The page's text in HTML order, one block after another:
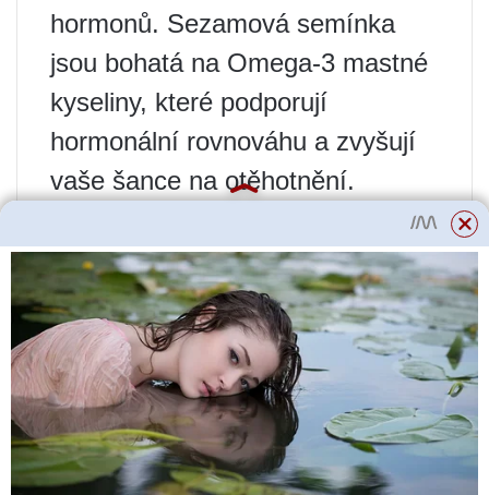
hormonů. Sezamová semínka
jsou bohatá na Omega-3 mastné
kyseliny, které podporují
hormonální rovnováhu a zvyšují
vaše šance na otěhotnění.
estrogenu, což pomáhá zvětšovat
velikost prsou.
Přečtěte si více
Příprava, klíčení a
sázení semen
paprik.